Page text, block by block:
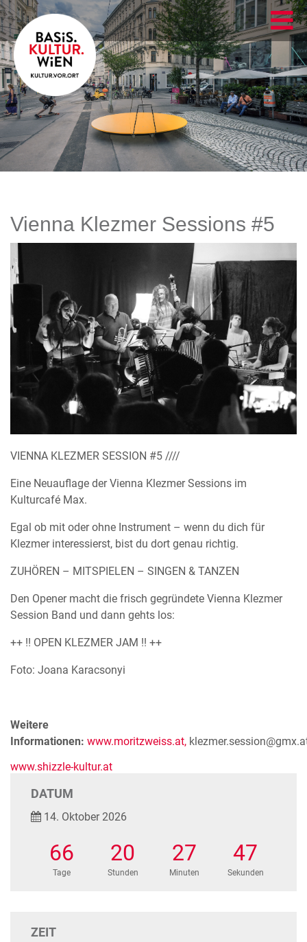
Vienna Klezmer Sessions #5
VIENNA KLEZMER SESSION #5 ////
Eine Neuauflage der Vienna Klezmer Sessions im
Kulturcafé Max.
Egal ob mit oder ohne Instrument – wenn du dich für
Klezmer interessierst, bist du dort genau richtig.
ZUHÖREN – MITSPIELEN – SINGEN & TANZEN
Den Opener macht die frisch gegründete Vienna Klezmer
Session Band und dann gehts los:
++ !! OPEN KLEZMER JAM !! ++
Foto: Joana Karacsonyi
Weitere
Informationen: www.moritzweiss.at,
www.shizzle-kultur.at
DATUM
14. Oktober 2026
66
Tage
20
Stunden
27
Minuten
46
Sekunden
ZEIT